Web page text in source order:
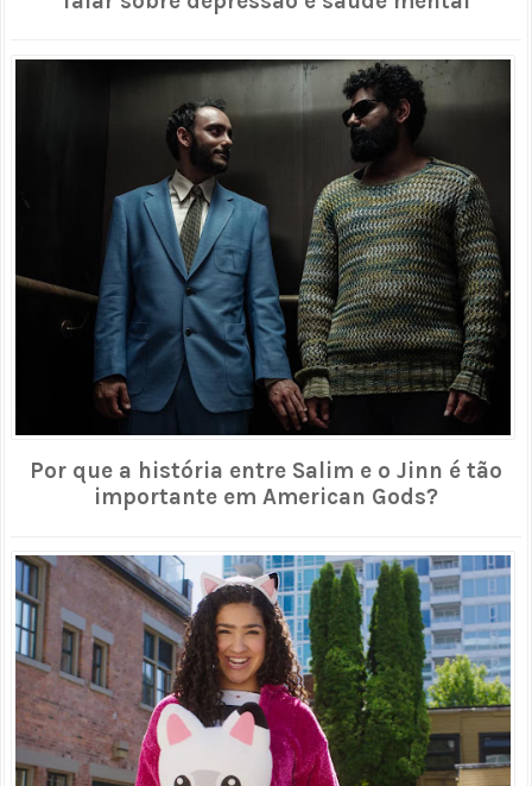
Por que a história entre Salim e o Jinn é tão
importante em American Gods?